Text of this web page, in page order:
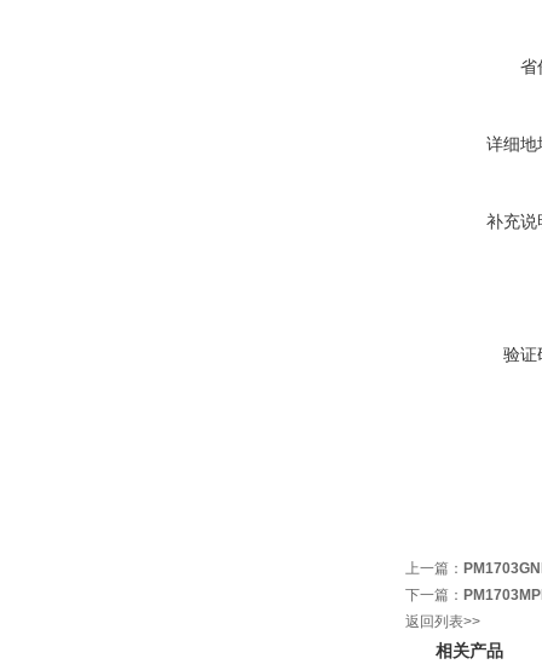
省
详细地
补充说
验证
上一篇：
下一篇：
返回列表>>
相关产品